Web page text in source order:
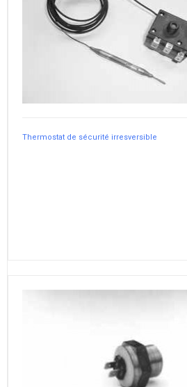
Thermostat de sécurité irresversible